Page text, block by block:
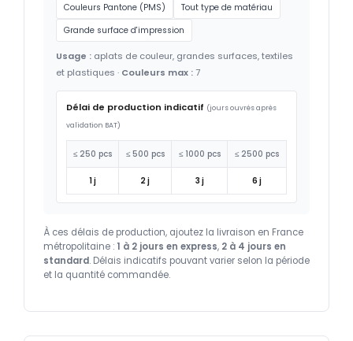
Couleurs Pantone (PMS)
Tout type de matériau
Grande surface d'impression
Usage : aplats de couleur, grandes surfaces, textiles
et plastiques · Couleurs max :7
Délai de production indicatif (jours ouvrés après
validation BAT)
≤ 250 pcs ≤ 500 pcs ≤ 1000 pcs ≤ 2500 pcs
1 j 2 j 3 j 6 j
À ces délais de production, ajoutez la livraison en France
métropolitaine : 1 à 2 jours en express, 2 à 4 jours en
standard. Délais indicatifs pouvant varier selon la période
et la quantité commandée.